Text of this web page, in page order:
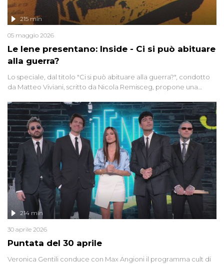
Le Iene presentano: Inside - Ci si può abituare
alla guerra?
215 min
05 maggio 2026
Lo speciale, dal titolo "Ci si può abituare alla guerra?", condotto
da Matteo Viviani, scritto da Nicola Remisceg, propone una
di settore - su quanto la guerra sia diventata una realtà pervasiva.
Anche se l'Italia non è direttamente coinvolta in conflitti armati, il
contesto globale rende impossibile considerarla un fenomeno
lontano.
Puntata del 30 aprile
214 min
30 aprile 2026
Veronica Gentili conduce con Max Angioni il programma cult di